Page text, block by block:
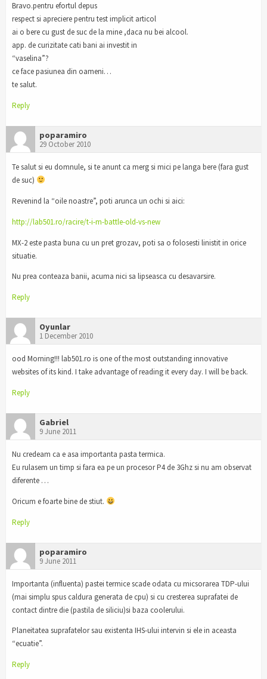
Bravo.pentru efortul depus
respect si apreciere pentru test implicit articol
ai o bere cu gust de suc de la mine ,daca nu bei alcool.
app. de curizitate cati bani ai investit in
“vaselina”?
ce face pasiunea din oameni…
te salut.
Reply
poparamiro
29 October 2010
Te salut si eu domnule, si te anunt ca merg si mici pe langa bere (fara gust
de suc)
Revenind la “oile noastre”, poti arunca un ochi si aici:
http://lab501.ro/racire/t-i-m-battle-old-vs-new
MX-2 este pasta buna cu un pret grozav, poti sa o folosesti linistit in orice
situatie.
Nu prea conteaza banii, acuma nici sa lipseasca cu desavarsire.
Reply
Oyunlar
1 December 2010
ood Morning!!! lab501.ro is one of the most outstanding innovative
websites of its kind. I take advantage of reading it every day. I will be back.
Reply
Gabriel
9 June 2011
Nu credeam ca e asa importanta pasta termica.
Eu rulasem un timp si fara ea pe un procesor P4 de 3Ghz si nu am observat
diferente …
Oricum e foarte bine de stiut.
Reply
poparamiro
9 June 2011
Importanta (influenta) pastei termice scade odata cu micsorarea TDP-ului
(mai simplu spus caldura generata de cpu) si cu cresterea suprafatei de
contact dintre die (pastila de siliciu)si baza coolerului.
Planeitatea suprafatelor sau existenta IHS-ului intervin si ele in aceasta
“ecuatie”.
Reply